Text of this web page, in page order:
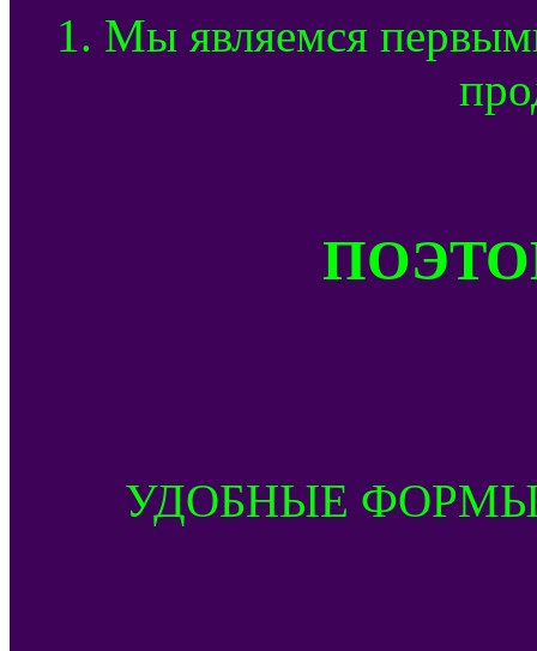
1. Мы являемся
УДОБНЫЕ